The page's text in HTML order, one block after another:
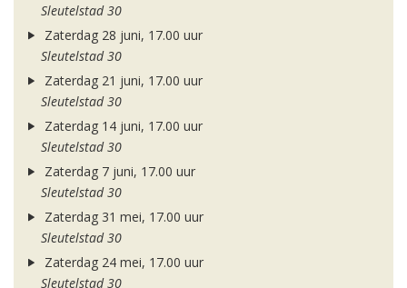
Sleutelstad 30
Zaterdag 28 juni, 17.00 uur
Sleutelstad 30
Zaterdag 21 juni, 17.00 uur
Sleutelstad 30
Zaterdag 14 juni, 17.00 uur
Sleutelstad 30
Zaterdag 7 juni, 17.00 uur
Sleutelstad 30
Zaterdag 31 mei, 17.00 uur
Sleutelstad 30
Zaterdag 24 mei, 17.00 uur
Sleutelstad 30